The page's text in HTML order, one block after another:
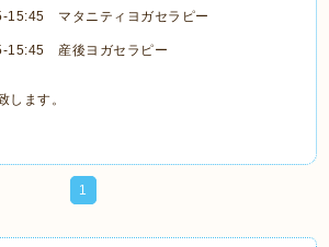
15:45 マタニティヨガセラピー
15:45 産後ヨガセラピー
します。
1